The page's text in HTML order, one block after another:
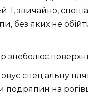
І, звичайно,
без яких не
знеболює
спеціальну
подряпин на